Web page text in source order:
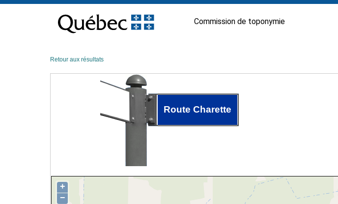
contenu
Commission de toponymie
Retour aux résultats
Route Charette
+
−